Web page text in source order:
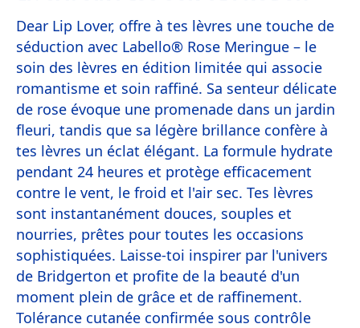
Dear Lip Lover, offre à tes lèvres une touche de
séduction avec Labello® Rose Meringue – le
soin des lèvres en édition limitée qui associe
romantisme et soin raffiné. Sa senteur délicate
de rose évoque une promenade dans un jardin
fleuri, tandis que sa légère brillance confère à
tes lèvres un éclat élégant. La formule hydrate
pendant 24 heures et protège efficacement
contre le vent, le froid et l'air sec. Tes lèvres
sont instantanément douces, souples et
nourries, prêtes pour toutes les occasions
sophistiquées. Laisse-toi inspirer par l'univers
de Bridgerton et profite de la beauté d'un
moment plein de grâce et de raffinement.
Tolérance cutanée confirmée sous contrôle